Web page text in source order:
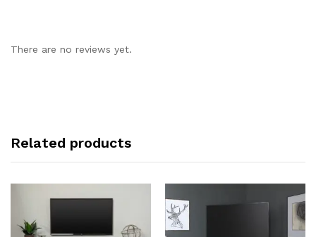
There are no reviews yet.
Related products